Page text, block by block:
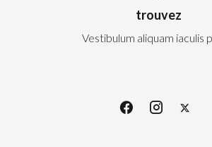
trouvez
Vestibulum aliquam iaculis